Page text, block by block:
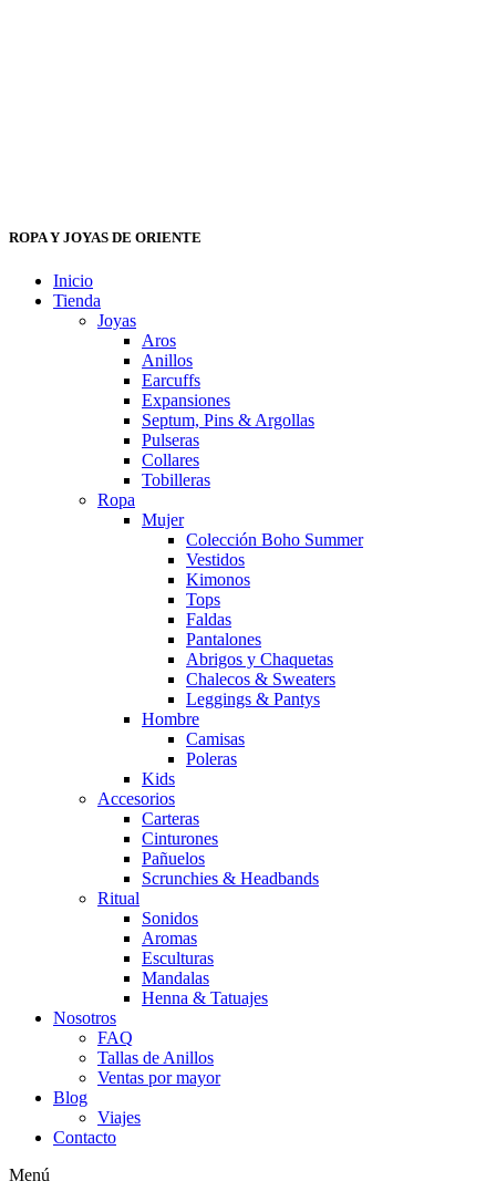
ROPA Y JOYAS DE ORIENTE
Inicio
Tienda
Joyas
Aros
Anillos
Earcuffs
Expansiones
Septum, Pins & Argollas
Pulseras
Collares
Tobilleras
Ropa
Mujer
Colección Boho Summer
Vestidos
Kimonos
Tops
Faldas
Pantalones
Abrigos y Chaquetas
Chalecos & Sweaters
Leggings & Pantys
Hombre
Camisas
Poleras
Kids
Accesorios
Carteras
Cinturones
Pañuelos
Scrunchies & Headbands
Ritual
Sonidos
Aromas
Esculturas
Mandalas
Henna & Tatuajes
Nosotros
FAQ
Tallas de Anillos
Ventas por mayor
Blog
Viajes
Contacto
Menú